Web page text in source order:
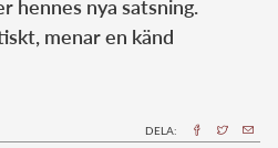
hennes nya satsning.
menar en känd
DELA: